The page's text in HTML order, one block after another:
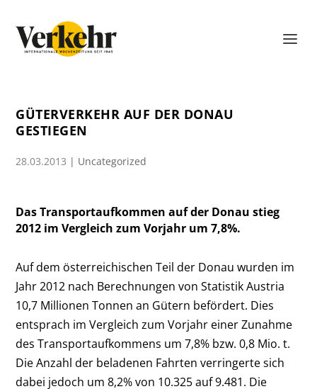
GÜTERVERKEHR AUF DER DONAU
GESTIEGEN
28.03.2013 | Uncategorized
Das Transportaufkommen auf der Donau stieg
2012 im Vergleich zum Vorjahr um 7,8%.
Auf dem österreichischen Teil der Donau wurden im
Jahr 2012 nach Berechnungen von Statistik Austria
10,7 Millionen Tonnen an Gütern befördert. Dies
entsprach im Vergleich zum Vorjahr einer Zunahme
des Transportaufkommens um 7,8% bzw. 0,8 Mio. t.
Die Anzahl der beladenen Fahrten verringerte sich
dabei jedoch um 8,2% von 10.325 auf 9.481. Die